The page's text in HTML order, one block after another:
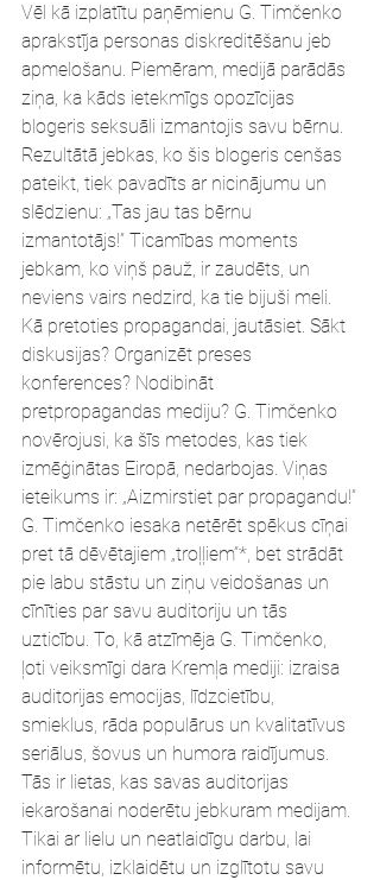
Vēl kā izplatītu paņēmienu G. Timčenko
aprakstīja personas diskreditēšanu jeb
apmelošanu. Piemēram, medijā parādās
ziņa, ka kāds ietekmīgs opozīcijas
blogeris seksuāli izmantojis savu bērnu.
Rezultātā jebkas, ko šis blogeris cenšas
pateikt, tiek pavadīts ar nicinājumu un
slēdzienu: „Tas jau tas bērnu
izmantotājs!” Ticamības moments
jebkam, ko viņš pauž, ir zaudēts, un
neviens vairs nedzird, ka tie bijuši meli.
Kā pretoties propagandai, jautāsiet. Sākt
diskusijas? Organizēt preses
konferences? Nodibināt
pretpropagandas mediju? G. Timčenko
novērojusi, ka šīs metodes, kas tiek
izmēģinātas Eiropā, nedarbojas. Viņas
ieteikums ir: „Aizmirstiet par propagandu!”
G. Timčenko iesaka netērēt spēkus cīņai
pret tā dēvētajiem „troļļiem”*, bet strādāt
pie labu stāstu un ziņu veidošanas un
cīnīties par savu auditoriju un tās
uzticību. To, kā atzīmēja G. Timčenko,
ļoti veiksmīgi dara Kremļa mediji: izraisa
auditorijas emocijas, līdzcietību,
smieklus, rāda populārus un kvalitatīvus
seriālus, šovus un humora raidījumus.
Tās ir lietas, kas savas auditorijas
iekarošanai noderētu jebkuram medijam.
Tikai ar lielu un neatlaidīgu darbu, lai
informētu, izklaidētu un izglītotu savu